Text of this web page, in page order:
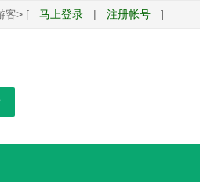
客> [ 马上登录 | 注册帐号 ]